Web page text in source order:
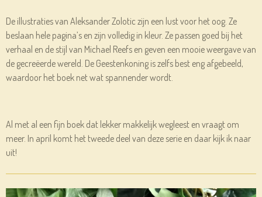
De illustraties van Aleksander Zolotic zijn een lust voor het oog. Ze
beslaan hele pagina’s en zijn volledig in kleur. Ze passen goed bij het
verhaal en de stijl van Michael Reefs en geven een mooie weergave van
de gecreëerde wereld. De Geestenkoning is zelfs best eng afgebeeld,
waardoor het boek net wat spannender wordt.
Al met al een fijn boek dat lekker makkelijk wegleest en vraagt om
meer. In april komt het tweede deel van deze serie en daar kijk ik naar
uit!